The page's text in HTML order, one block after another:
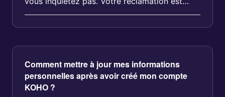
encore valide. Votre protect...
Comment mettre à jour mes informations
personnelles après avoir créé mon compte
KOHO ?